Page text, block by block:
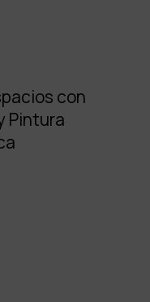
con
Pintura